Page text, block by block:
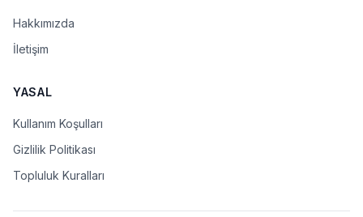
Hakkımızda
İletişim
YASAL
Kullanım Koşulları
Gizlilik Politikası
Topluluk Kuralları